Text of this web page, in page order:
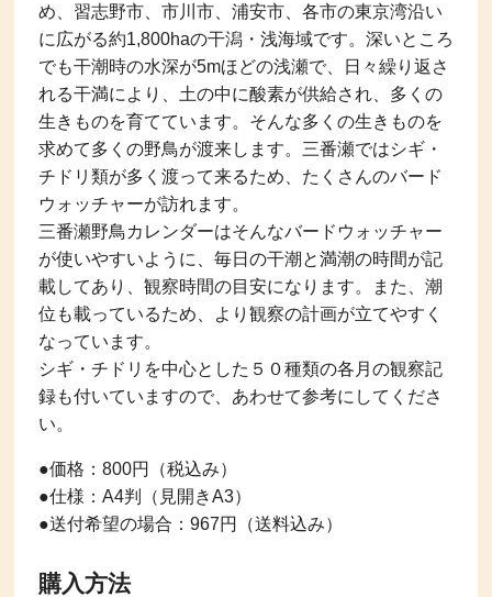
め、習志野市、市川市、浦安市、各市の東京湾沿い
に広がる約1,800haの干潟・浅海域です。深いところ
でも干潮時の水深が5mほどの浅瀬で、日々繰り返さ
れる干満により、土の中に酸素が供給され、多くの
生きものを育てています。そんな多くの生きものを
求めて多くの野鳥が渡来します。三番瀬ではシギ・
チドリ類が多く渡って来るため、たくさんのバード
ウォッチャーが訪れます。
三番瀬野鳥カレンダーはそんなバードウォッチャー
が使いやすいように、毎日の干潮と満潮の時間が記
載してあり、観察時間の目安になります。また、潮
位も載っているため、より観察の計画が立てやすく
なっています。
シギ・チドリを中心とした５０種類の各月の観察記
録も付いていますので、あわせて参考にしてくださ
い。
●価格：800円（税込み）
●仕様：A4判（見開きA3）
●送付希望の場合：967円（送料込み）
購入方法